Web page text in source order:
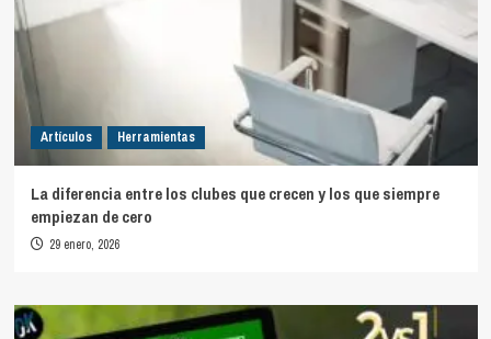
Artículos Herramientas
La diferencia entre los clubes que crecen y los que siempre
empiezan de cero
29 enero, 2026